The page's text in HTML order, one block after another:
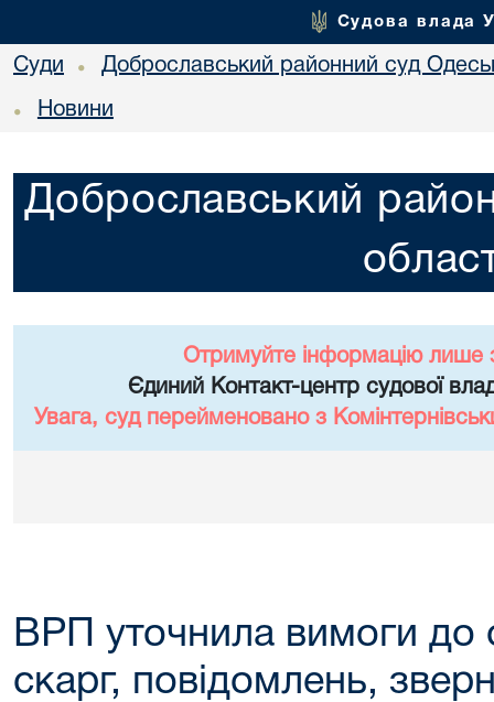
Судова влада
Суди • Доброславський районний суд
• Новини
Доброславський
Отримуйте інформацію лише
Єдиний Контакт-центр судової
Увага, суд перейменовано з
ВРП уточнила вимоги
скарг, повідомлень,